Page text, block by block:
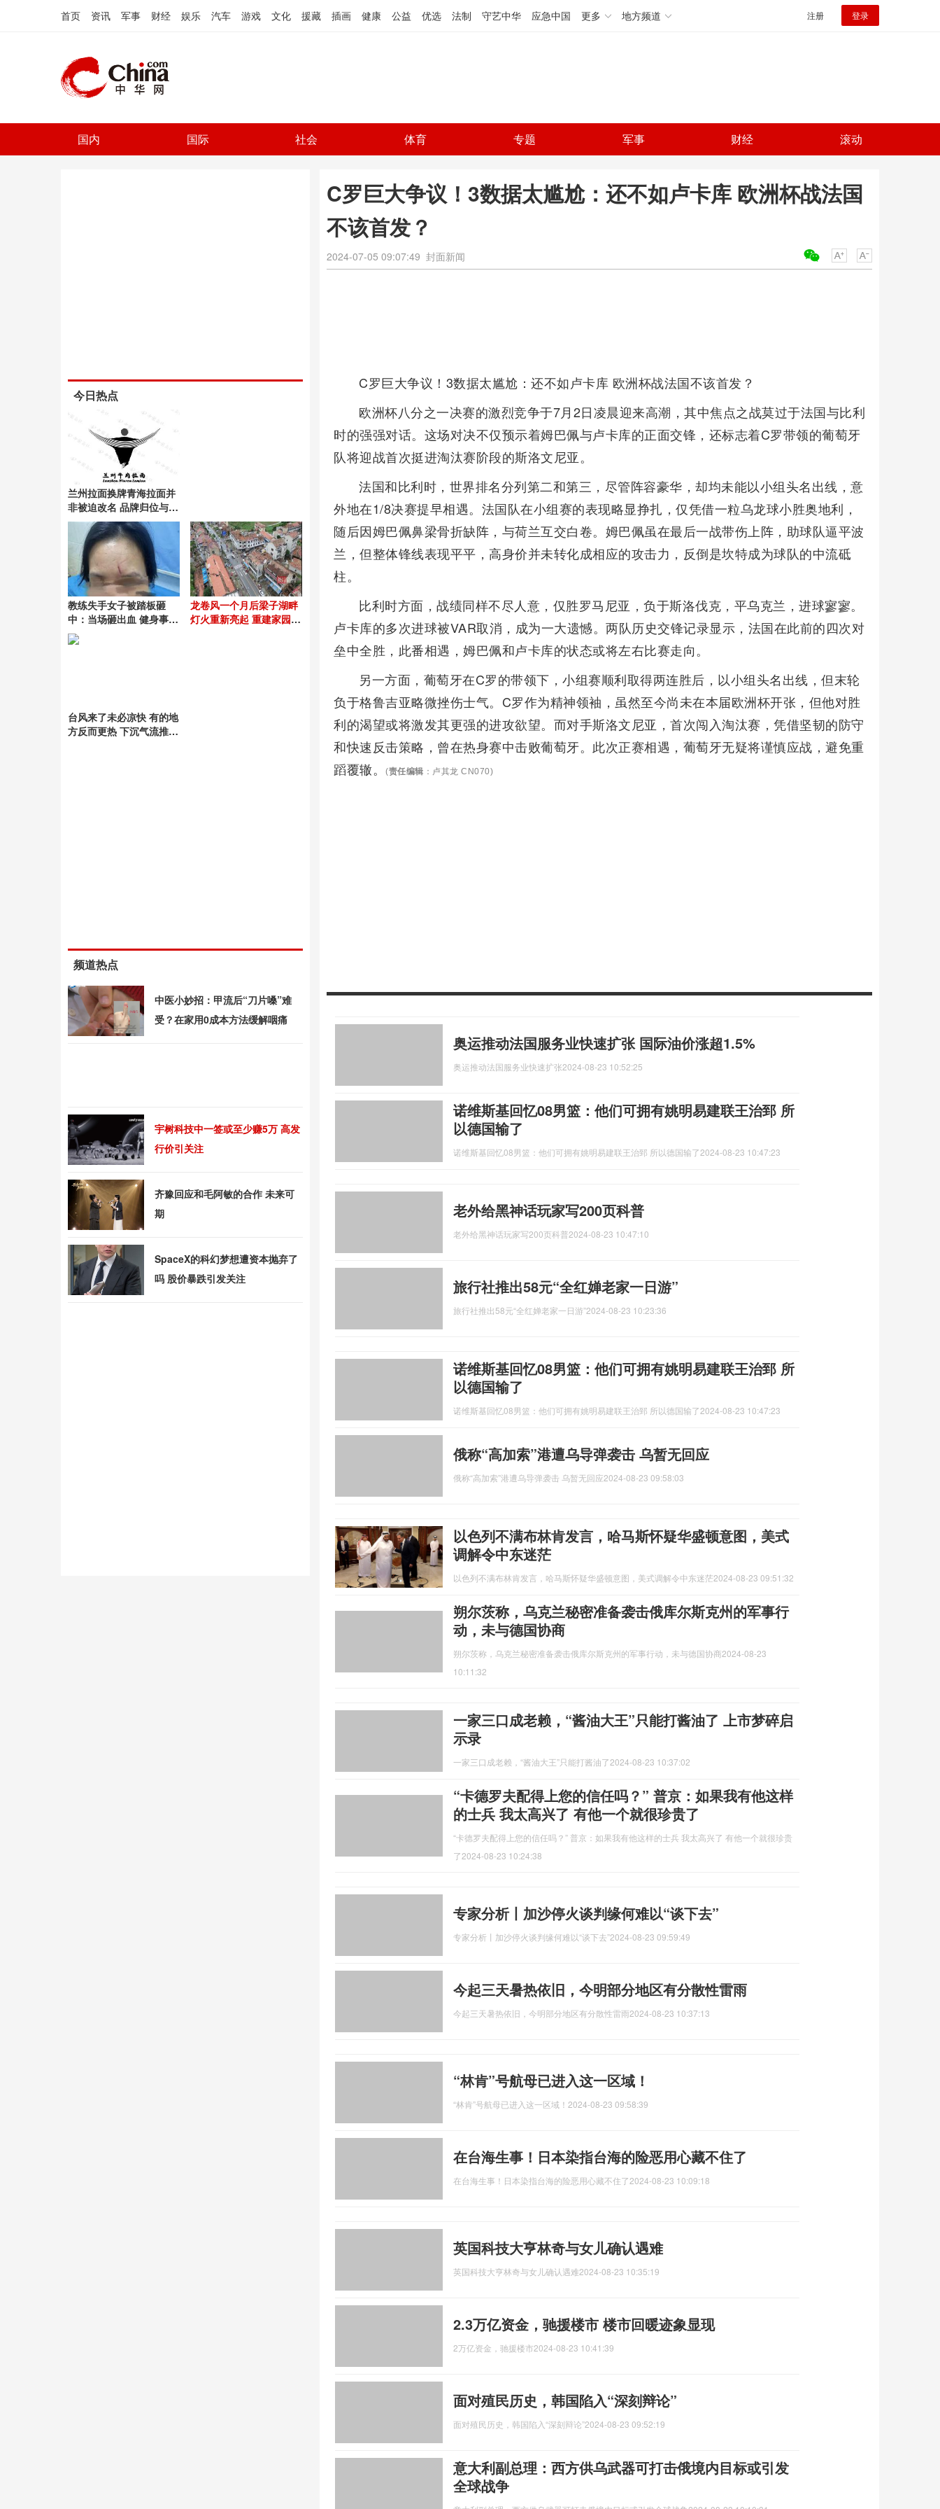
首页 资讯 军事 财经 娱乐 汽车 游戏 文化 援藏 插画 健康 公益 优选 法制 守艺中华 应急中国 更多 地方频道 注册 登录
国内 国际 社会 体育 专题 军事 财经 滚动
C罗巨大争议！3数据太尴尬：还不如卢卡库 欧洲杯战法国
不该首发？
2024-07-05 09:07:49 封面新闻
C罗巨大争议！3数据太尴尬：还不如卢卡库 欧洲杯战法国不该首发？
欧洲杯八分之一决赛的激烈竞争于7月2日凌晨迎来高潮，其中焦点之战莫过于法国与比利
时的强强对话。这场对决不仅预示着姆巴佩与卢卡库的正面交锋，还标志着C罗带领的葡萄牙
队将迎战首次挺进淘汰赛阶段的斯洛文尼亚。
法国和比利时，世界排名分列第二和第三，尽管阵容豪华，却均未能以小组头名出线，意
外地在1/8决赛提早相遇。法国队在小组赛的表现略显挣扎，仅凭借一粒乌龙球小胜奥地利，
随后因姆巴佩鼻梁骨折缺阵，与荷兰互交白卷。姆巴佩虽在最后一战带伤上阵，助球队逼平波
兰，但整体锋线表现平平，高身价并未转化成相应的攻击力，反倒是坎特成为球队的中流砥
柱。
比利时方面，战绩同样不尽人意，仅胜罗马尼亚，负于斯洛伐克，平乌克兰，进球寥寥。
卢卡库的多次进球被VAR取消，成为一大遗憾。两队历史交锋记录显示，法国在此前的四次对
垒中全胜，此番相遇，姆巴佩和卢卡库的状态或将左右比赛走向。
另一方面，葡萄牙在C罗的带领下，小组赛顺利取得两连胜后，以小组头名出线，但末轮
负于格鲁吉亚略微挫伤士气。C罗作为精神领袖，虽然至今尚未在本届欧洲杯开张，但他对胜
利的渴望或将激发其更强的进攻欲望。而对手斯洛文尼亚，首次闯入淘汰赛，凭借坚韧的防守
和快速反击策略，曾在热身赛中击败葡萄牙。此次正赛相遇，葡萄牙无疑将谨慎应战，避免重
蹈覆辙。
(责任编辑 ：卢其龙 CN070)
奥运推动法国服务业快速扩张 国际油价涨超1.5%
奥运推动法国服务业快速扩张2024-08-23 10:52:25
诺维斯基回忆08男篮：他们可拥有姚明易建联王治郅 所
以德国输了
诺维斯基回忆08男篮：他们可拥有姚明易建联王治郅 所以德国输了2024-08-23 10:47:23
老外给黑神话玩家写200页科普
老外给黑神话玩家写200页科普2024-08-23 10:47:10
旅行社推出58元“全红婵老家一日游”
旅行社推出58元“全红婵老家一日游”2024-08-23 10:23:36
诺维斯基回忆08男篮：他们可拥有姚明易建联王治郅 所
以德国输了
诺维斯基回忆08男篮：他们可拥有姚明易建联王治郅 所以德国输了2024-08-23 10:47:23
俄称“高加索”港遭乌导弹袭击 乌暂无回应
俄称“高加索”港遭乌导弹袭击 乌暂无回应2024-08-23 09:58:03
以色列不满布林肯发言，哈马斯怀疑华盛顿意图，美式
调解令中东迷茫
以色列不满布林肯发言，哈马斯怀疑华盛顿意图，美式调解令中东迷茫2024-08-23 09:51:32
朔尔茨称，乌克兰秘密准备袭击俄库尔斯克州的军事行
动，未与德国协商
朔尔茨称，乌克兰秘密准备袭击俄库尔斯克州的军事行动，未与德国协商2024-08-23
10:11:32
一家三口成老赖，“酱油大王”只能打酱油了 上市梦碎启
示录
一家三口成老赖，“酱油大王”只能打酱油了2024-08-23 10:37:02
“卡德罗夫配得上您的信任吗？” 普京：如果我有他这样
的士兵 我太高兴了 有他一个就很珍贵了
“卡德罗夫配得上您的信任吗？” 普京：如果我有他这样的士兵 我太高兴了 有他一个就很珍贵
了2024-08-23 10:24:38
专家分析丨加沙停火谈判缘何难以“谈下去”
专家分析丨加沙停火谈判缘何难以“谈下去”2024-08-23 09:59:49
今起三天暑热依旧，今明部分地区有分散性雷雨
今起三天暑热依旧，今明部分地区有分散性雷雨2024-08-23 10:37:13
“林肯”号航母已进入这一区域！
“林肯”号航母已进入这一区域！ 2024-08-23 09:58:39
在台海生事！日本染指台海的险恶用心藏不住了
在台海生事！日本染指台海的险恶用心藏不住了2024-08-23 10:09:18
英国科技大亨林奇与女儿确认遇难
英国科技大亨林奇与女儿确认遇难2024-08-23 10:35:19
2.3万亿资金，驰援楼市 楼市回暖迹象显现
2万亿资金，驰援楼市2024-08-23 10:41:39
面对殖民历史，韩国陷入“深刻辩论”
面对殖民历史，韩国陷入“深刻辩论”2024-08-23 09:52:19
意大利副总理：西方供乌武器可打击俄境内目标或引发
全球战争
今日热点
兰州拉面换牌青海拉面并
非被迫改名 品牌归位与重
塑
教练失手女子被踏板砸
中：当场砸出血 健身事故
引发赔偿争议
龙卷风一个月后梁子湖畔
灯火重新亮起 重建家园温
台风来了未必凉快 有的地
方反而更热 下沉气流推高
频道热点
中医小妙招：甲流后“刀片嗓”难
受？在家用0成本方法缓解咽痛
宇树科技中一签或至少赚5万 高发
行价引关注
齐豫回应和毛阿敏的合作 未来可
期
SpaceX的科幻梦想遭资本抛弃了
吗 股价暴跌引发关注